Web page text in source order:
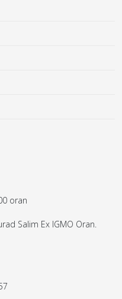
oran
Salim Ex IGMO Oran.